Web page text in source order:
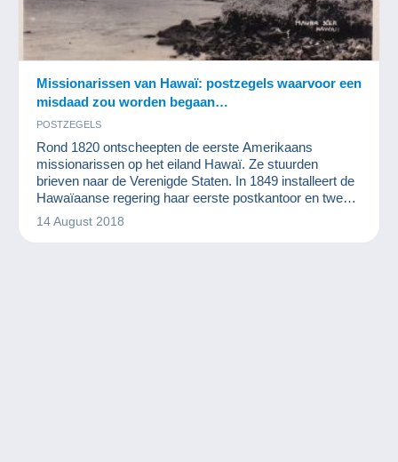
Missionarissen van Hawaï: postzegels waarvoor een
misdaad zou worden begaan…
POSTZEGELS
Rond 1820 ontscheepten de eerste Amerikaans
missionarissen op het eiland Hawaï. Ze stuurden
brieven naar de Verenigde Staten. In 1849 installeert de
Hawaïaanse regering haar eerste postkantoor en twee
jaar later worden de eerste postzegels gedrukt. Omwille
van het gebruik werden deze postzegels
14 August 2018